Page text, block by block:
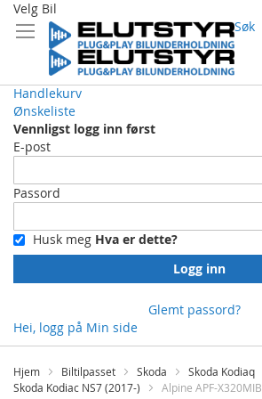
Velg Bil
Søk
Handlekurv
Ønskeliste
Vennligst logg inn først
E-post
Passord
Husk meg Hva er dette?
Logg inn
Glemt passord?
Hei, logg på Min side
Skip
Content
Hjem Biltilpasset Skoda
Skoda Kodiaq
Skoda Kodiac NS7 (2017-)
Alpine APF-X320MIB